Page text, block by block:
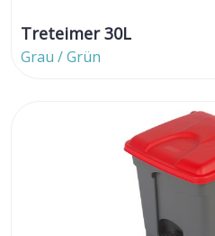
Treteimer 30L
Grau / Grün